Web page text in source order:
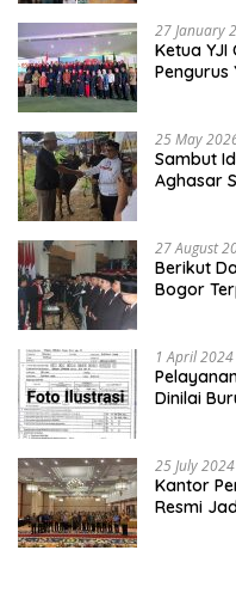
27 January
Ketua YJI
Pengurus
25 May
Sambut
Aghasar
27 August
Berikut
Bogor
1 April 2024
Dinilai
25 July 2024
Kantor
Resmi